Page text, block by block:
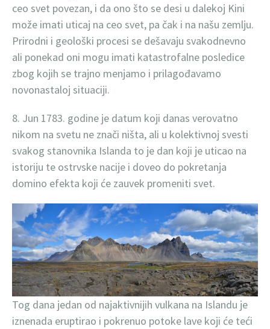
ceo svet povezan, i da ono što se desi u dalekoj Kini
može imati uticaj na ceo svet, pa čak i na našu zemlju.
Prirodni i geološki procesi se dešavaju svakodnevno
ali ponekad oni mogu imati katastrofalne posledice
zbog kojih se trajno menjamo i prilagođavamo
novonastaloj situaciji.
8. Jun 1783. godine je datum koji danas verovatno
nikom na svetu ne znači ništa, ali u kolektivnoj svesti
svakog stanovnika Islanda to je dan koji je uticao na
istoriju te ostrvske nacije i doveo do pokretanja
domino efekta koji će zauvek promeniti svet.
Tog dana jedan od najaktivnijih vulkana na Islandu je
iznenada eruptirao i pokrenuo potoke lave koji će teći